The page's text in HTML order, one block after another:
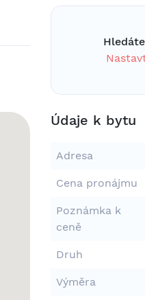
Údaje k bytu
Adresa
Cena pronájmu
Poznámka k
ceně
Druh
Výměra